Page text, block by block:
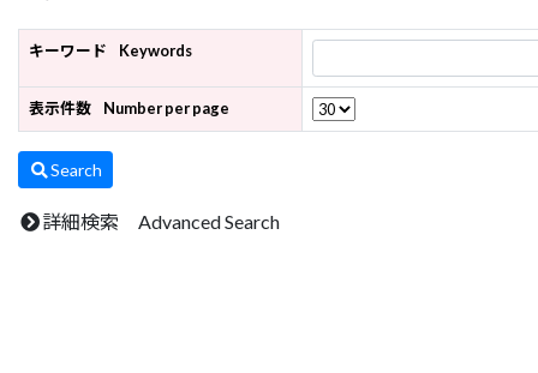
キーワード Keywords
表示件数 Number per page
Search
詳細検索 Advanced Search